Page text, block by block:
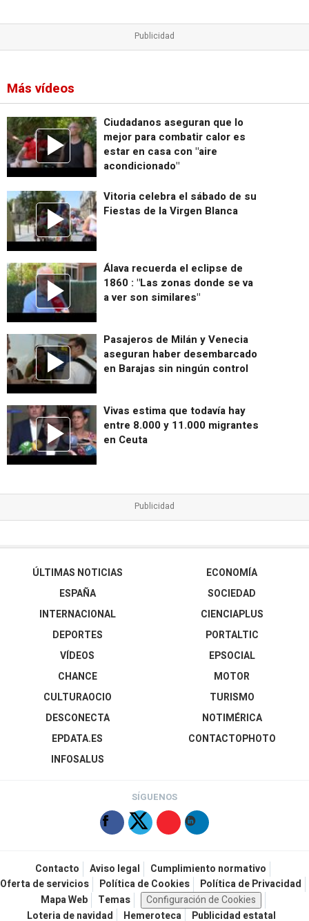
Más vídeos
Ciudadanos aseguran que lo
mejor para combatir calor es
estar en casa con "aire
acondicionado"
Vitoria celebra el sábado de su
Fiestas de la Virgen Blanca
Álava recuerda el eclipse de
1860 : "Las zonas donde se va
a ver son similares"
Pasajeros de Milán y Venecia
aseguran haber desembarcado
en Barajas sin ningún control
Vivas estima que todavía hay
entre 8.000 y 11.000 migrantes
en Ceuta
ÚLTIMAS NOTICIAS
ESPAÑA
INTERNACIONAL
DEPORTES
VÍDEOS
ECONOMÍA
SOCIEDAD
CIENCIAPLUS
PORTALTIC
EPSOCIAL
CHANCE
CULTURAOCIO
DESCONECTA
EPDATA.ES
INFOSALUS
MOTOR
TURISMO
NOTIMÉRICA
CONTACTOPHOTO
SÍGUENOS
Contacto Aviso legal
Cumplimiento normativo
Oferta de servicios
Política de Cookies
Política de Privacidad
Mapa Web
Temas
Configuración de Cookies
Loteria de navidad
Hemeroteca Publicidad estatal